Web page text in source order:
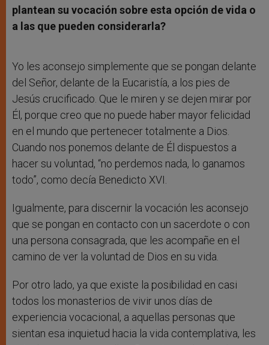
plantean su vocación sobre esta opción de vida o
a las que pueden considerarla?
Yo les aconsejo simplemente que se pongan delante
del Señor, delante de la Eucaristía, a los pies de
Jesús crucificado. Que le miren y se dejen mirar por
Él, porque creo que no puede haber mayor felicidad
en el mundo que pertenecer totalmente a Dios.
Cuando nos ponemos delante de Él dispuestos a
hacer su voluntad, “no perdemos nada, lo ganamos
todo”, como decía Benedicto XVI.
Igualmente, para discernir la vocación les aconsejo
que se pongan en contacto con un sacerdote o con
una persona consagrada, que les acompañe en el
camino de ver la voluntad de Dios en su vida.
Por otro lado, ya que existe la posibilidad en casi
todos los monasterios de vivir unos días de
experiencia vocacional, a aquellas personas que
sientan esa inquietud hacia la vida contemplativa, les